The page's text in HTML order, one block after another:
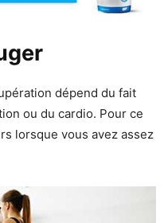
dépend du fait
ou du cardio. Pour ce
lorsque vous avez assez